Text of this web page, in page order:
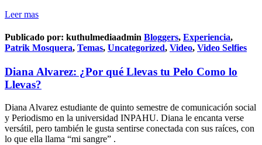
Leer mas
Publicado por: kuthulmediaadmin Bloggers, Experiencia,
Patrik Mosquera, Temas, Uncategorized, Video, Video Selfies
Diana Alvarez: ¿Por qué Llevas tu Pelo Como lo
Llevas?
Diana Alvarez estudiante de quinto semestre de comunicación social
y Periodismo en la universidad INPAHU. Diana le encanta verse
versátil, pero también le gusta sentirse conectada con sus raíces, con
lo que ella llama “mi sangre” .